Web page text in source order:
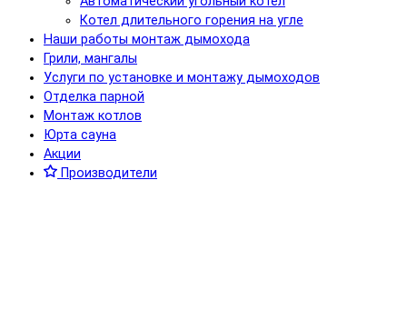
Котел длительного горения на угле
Наши работы монтаж дымохода
Грили, мангалы
Услуги по установке и монтажу дымоходов
Отделка парной
Монтаж котлов
Юрта сауна
Акции
Производители